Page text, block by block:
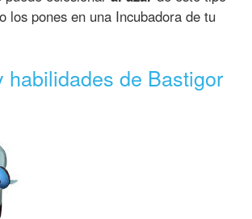
los pones en una Incubadora de tu
habilidades de Bastigor